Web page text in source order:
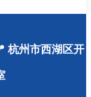
杭州市西湖区开